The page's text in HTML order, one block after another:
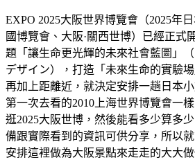
EXPO 2025大阪世界博覽會（2025年
國博覽會、大阪·關西世博）已經正式
題「讓生命更光輝的未來社會藍圖」
デザイン），打造「未來生命的實驗
再加上距離近，就決定安排一趟日本
第一次去看的2010上海世界博覽會一
逛2025大阪世博，然後能看多少算多
備跟實際看到的資訊可供分享，所以
安排這裡做為大阪景點來走走的大大做